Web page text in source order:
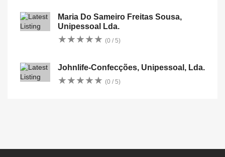
Maria Do Sameiro Freitas Sousa,
Unipessoal Lda.
★★★★★
★★★★★ (0 / 5)
Johnlife-Confecções, Unipessoal, Lda.
★★★★★
★★★★★ (0 / 5)